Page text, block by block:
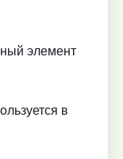
элемент
в